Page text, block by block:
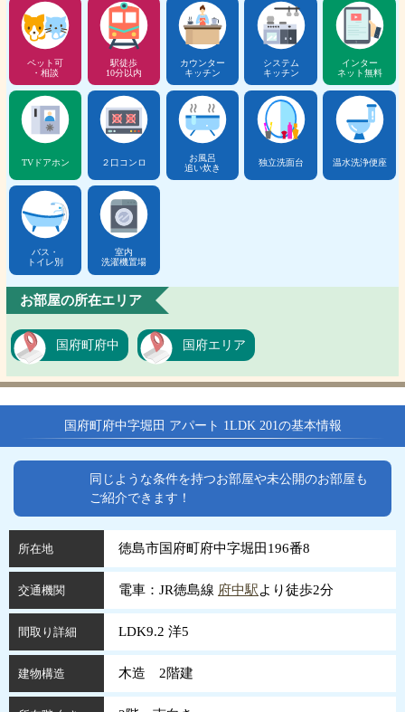
ペット可
・相談
駅徒歩
10分以内
カウンター
キッチン
システム
キッチン
インター
ネット無料
TVドアホン ２口コンロ
お風呂
追い炊き
独立洗面台 温水洗浄便座
バス・
トイレ別
室内
洗濯機置場
お部屋の所在エリア
国府町府中 国府エリア
国府町府中字堀田 アパート 1LDK 201の基本情報
同じような条件を持つお部屋や未公開のお部屋も
ご紹介できます！
所在地 徳島市国府町府中字堀田196番8
交通機関 電車：JR徳島線 府中駅より徒歩2分
間取り詳細 LDK9.2 洋5
建物構造 木造 2階建